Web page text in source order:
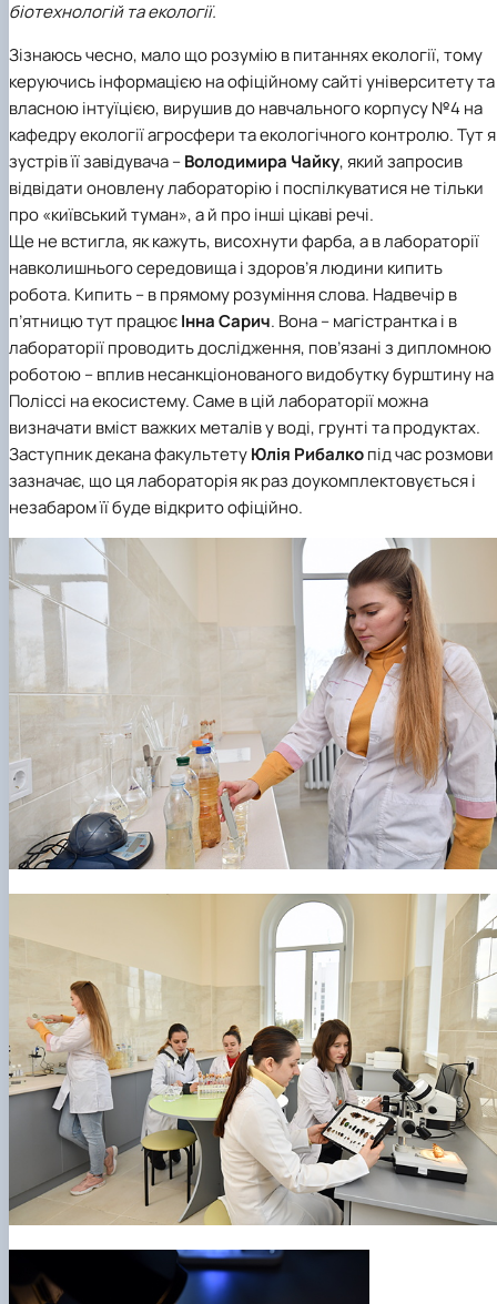
Іноземні мови
Їдальні та буфети
Центр вивчення мов
Психологічна підтримка
Рада молодих вчених
Стартап школа НУБіП України
Методичні рекомендації, пам'ятки
Патентно-ліцензійна діяльність
ЦКНО «Агропромисловий комплекс, лісове і
медицина»
Обладнання НУБіП України
Біоетична комісія
Досліднику та автору
Звіт про проведення НТЗ
Наукові журнали НУБіП України
Наукові журнали НУБіП України (English)
Пам'ятка про проведення науково-
заходів
Порядок планування та організації
проведення НТЗ
Результати науково-технічних заходів
Монографії
Наука для бізнесу
Каталог наукових послуг
«SEB-2024»
«SEB-2025»
Наглядова рада
Благодійний фонд «Голосіївська ініціатива
2020»
Історія університету
Звіт ректора
Пам'яті захисників України
Почесні доктори і професори НУБіП України
Пресслужба
Університетський кур'єр
Вибори ректора
Програма розвитку університету
ініціатива – 2025»
Доступ до публічної інформації
Офіційна символіка
Антикорупційні заходи
Уповноважена особа з питань запобігання
виявлення корупції
Положення про антикорупційного
уповноваженого НУБіП України
Національні нормативно-правові акти
Нормативно-правові акти НУБіП України
Інформаційні ресурси НАЗК
Методичні роз’яснення НАЗК
Антикорупційні заходи
Гендерна радниця
Контактна інформація
біотехнологій та екології.
Зізнаюсь чесно, мало що розумію в питаннях екології, тому
керуючись інформацією на офіційному сайті університету та
власною інтуїцією, вирушив до навчального корпусу №4 на
кафедру екології агросфери та екологічного контролю. Тут я
зустрів її завідувача –Володимира Чайку, який запросив
відвідати оновлену лабораторію і поспілкуватися не тільки
про «київський туман», а й про інші цікаві речі.
Ще не встигла, як кажуть, висохнути фарба, а в лабораторії
навколишнього середовища і здоров’я людини кипить
робота. Кипить – в прямому розуміння слова. Надвечір в
п’ятницю тут працюєІнна Сарич. Вона – магістрантка і в
лабораторії проводить дослідження, пов’язані з дипломною
роботою – вплив несанкціонованого видобутку бурштину на
Поліссі на екосистему. Саме в цій лабораторії можна
визначати вміст важких металів у воді, грунті та продуктах.
Заступник декана факультетуЮлія Рибалкопід час розмови
зазначає, що ця лабораторія як раз доукомплектовується і
незабаром її буде відкрито офіційно.